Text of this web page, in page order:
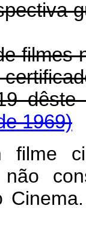
filmes
19
1969)
filme
não
do